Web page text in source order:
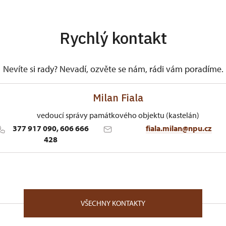
Rychlý kontakt
Nevíte si rady? Nevadí, ozvěte se nám, rádi vám poradíme.
Milan Fiala
vedoucí správy památkového objektu (kastelán)
377 917 090, 606 666
428
fiala.milan@npu.cz
2. dubna 1991 na pozici kastelána státního zámku
VŠECHNY KONTAKTY